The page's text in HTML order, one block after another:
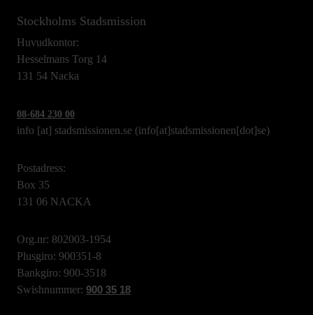
Stockholms Stadsmission
Huvudkontor:
Hesselmans Torg 14
131 54 Nacka
08-684 230 00
info [at] stadsmissionen.se (info[at]stadsmissionen[dot]se)
Postadress:
Box 35
131 06 NACKA
Org.nr: 802003-1954
Plusgiro: 900351-8
Bankgiro: 900-3518
Swishnummer: 900 35 18